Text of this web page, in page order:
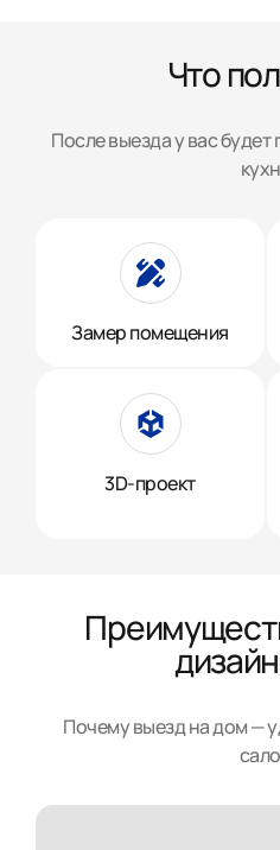
Что
После выезда у вас
Замер помещения
3D-проект
Почему выезд на дом —